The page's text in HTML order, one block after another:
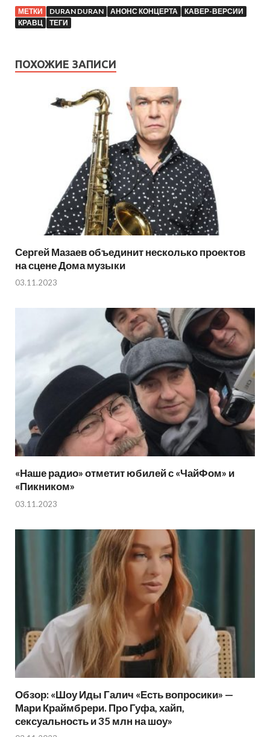
МЕТКИ DURAN DURAN АНОНС КОНЦЕРТА
КАВЕР-ВЕРСИИ
КРАВЦ
ТЕГИ
ПОХОЖИЕ ЗАПИСИ
Сергей Мазаев объединит несколько проектов
на сцене Дома музыки
03.11.2023
«Наше радио» отметит юбилей с «ЧайФом» и
«Пикником»
03.11.2023
Обзор: «Шоу Иды Галич «Есть вопросики» —
Мари Краймбрери. Про Гуфа, хайп,
сексуальность и 35 млн на шоу»